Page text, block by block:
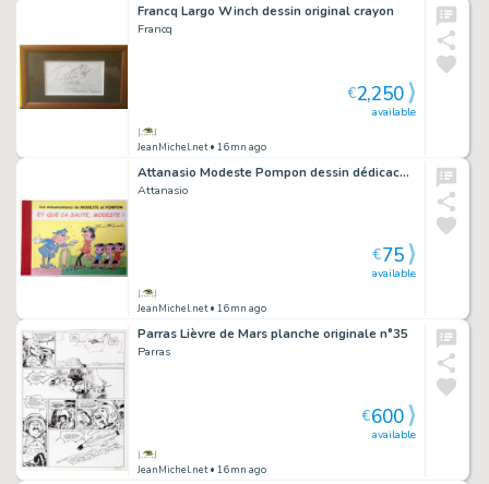
Francq Largo Winch dessin original crayon
Francq
JeanMichel.net• 16mn ago
available
€2,250
Attanasio Modeste Pompon dessin dédicace signé LOU
Attanasio
JeanMichel.net• 16mn ago
available
€75
Parras Lièvre de Mars planche originale n°35
Parras
JeanMichel.net• 16mn ago
available
€600